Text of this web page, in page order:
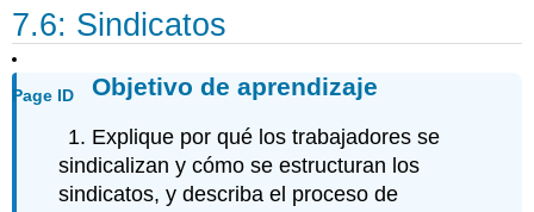
7.6: Sindicatos
Page ID Objetivo de aprendizaje
Explique por qué los trabajadores se
sindicalizan y cómo se estructuran los
sindicatos, y describa el proceso de